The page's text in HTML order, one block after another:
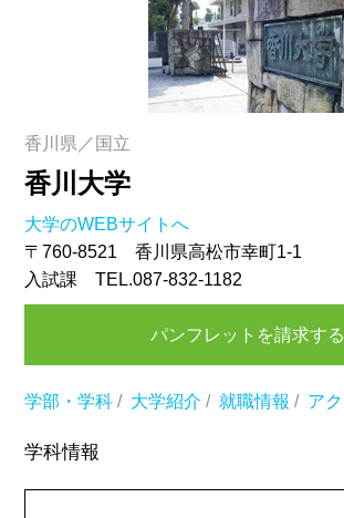
香川県／国立
香川大学
大学のWEBサイトへ
〒760-8521 香川県高松市幸町1-1
入試課 TEL.087-832-1182
パンフレットを請求する
学部・学科 / 大学紹介 / 就職情報 / ア
学科情報